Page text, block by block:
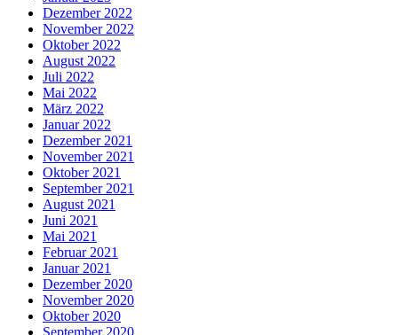
Dezember 2022
November 2022
Oktober 2022
August 2022
Juli 2022
Mai 2022
März 2022
Januar 2022
Dezember 2021
November 2021
Oktober 2021
September 2021
August 2021
Juni 2021
Mai 2021
Februar 2021
Januar 2021
Dezember 2020
November 2020
Oktober 2020
September 2020